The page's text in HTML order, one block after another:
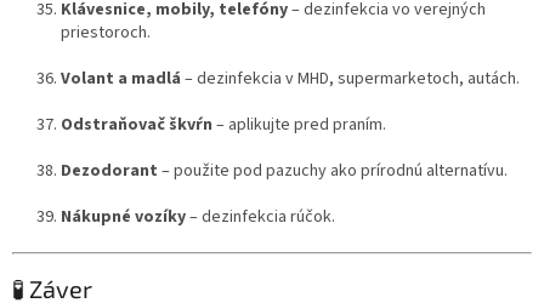
Klávesnice, mobily, telefóny– dezinfekcia vo verejných
priestoroch.
Volant a madlá – dezinfekcia v MHD, supermarketoch, autách.
Odstraňovač škvŕn – aplikujte pred praním.
Dezodorant – použite pod pazuchy ako prírodnú alternatívu.
Nákupné vozíky– dezinfekcia rúčok.
🧪 Záver